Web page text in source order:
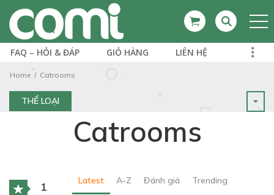
FAQ – HỎI & ĐÁP GIỎ HÀNG LIÊN HỆ
Home Catrooms
THỂ LOẠI
Catrooms
1
Latest A-Z Đánh giá Trending